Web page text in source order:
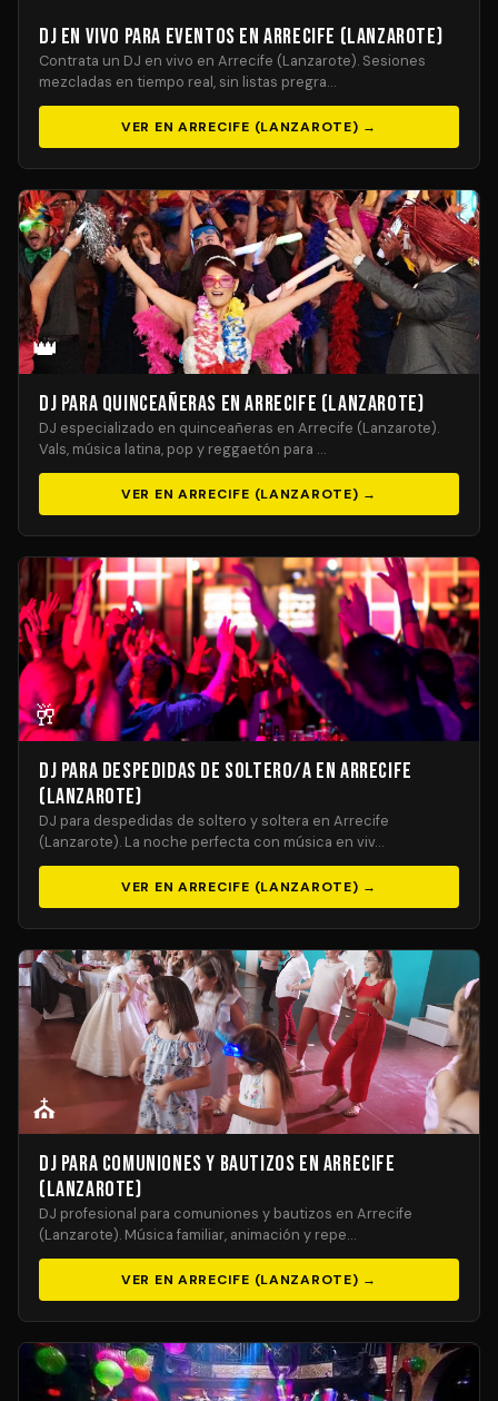
DJ En Vivo para Eventos en Arrecife (Lanzarote)
Contrata un DJ en vivo en Arrecife (Lanzarote). Sesiones
mezcladas en tiempo real, sin listas pregra…
VER EN ARRECIFE (LANZAROTE) →
👑
DJ para Quinceañeras en Arrecife (Lanzarote)
DJ especializado en quinceañeras en Arrecife (Lanzarote).
Vals, música latina, pop y reggaetón para …
VER EN ARRECIFE (LANZAROTE) →
🥂
DJ para Despedidas de Soltero/a en Arrecife
(Lanzarote)
DJ para despedidas de soltero y soltera en Arrecife
(Lanzarote). La noche perfecta con música en viv…
VER EN ARRECIFE (LANZAROTE) →
⛪
DJ para Comuniones y Bautizos en Arrecife
(Lanzarote)
DJ profesional para comuniones y bautizos en Arrecife
(Lanzarote). Música familiar, animación y repe…
VER EN ARRECIFE (LANZAROTE) →